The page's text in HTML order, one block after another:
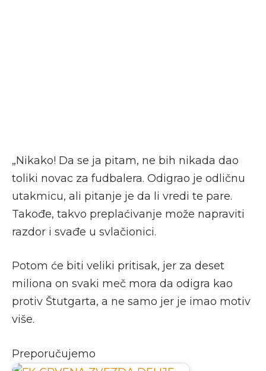
„Nikako! Da se ja pitam, ne bih nikada dao
toliki novac za fudbalera. Odigrao je odličnu
utakmicu, ali pitanje je da li vredi te pare.
Takođe, takvo preplaćivanje može napraviti
razdor i svađe u svlačionici.
Potom će biti veliki pritisak, jer za deset
miliona on svaki meč mora da odigra kao
protiv Štutgarta, a ne samo jer je imao motiv
više.
Preporučujemo